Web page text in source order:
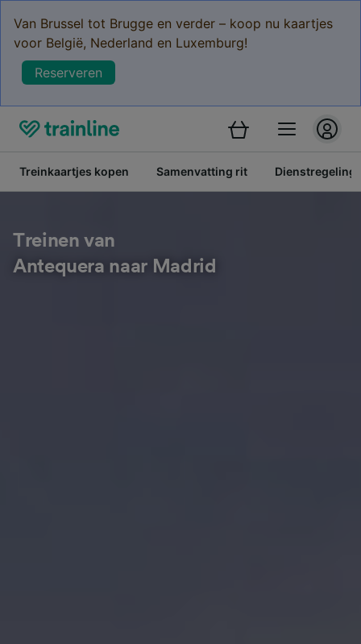
Van Brussel tot Brugge en verder – koop nu kaartjes
voor België, Nederland en Luxemburg!
Reserveren
Treinkaartjes kopen Samenvatting rit Dienstregeling
Treinen van
Antequera naar Madrid